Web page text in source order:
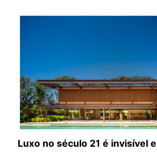
Luxo no século 21 é invisível